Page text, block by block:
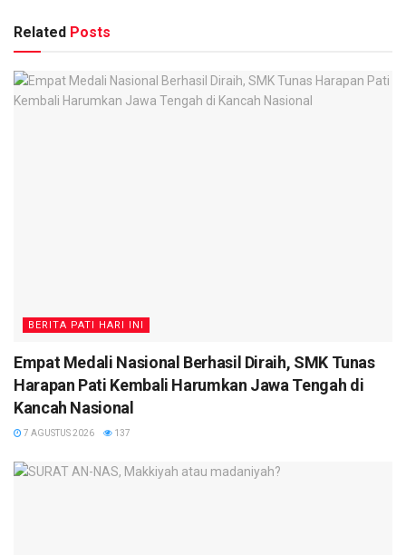
Related Posts
BERITA PATI HARI INI
Empat Medali Nasional Berhasil Diraih, SMK Tunas
Harapan Pati Kembali Harumkan Jawa Tengah di
Kancah Nasional
7 AGUSTUS 2026 137